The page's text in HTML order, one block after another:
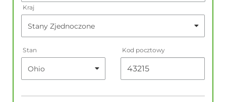
Kraj
Stan Kod pocztowy